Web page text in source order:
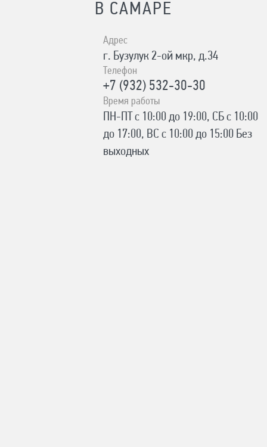
В САМАРЕ
Адрес
г. Бузулук 2-ой мкр, д.34
Телефон
+7 (932) 532-30-30
Время работы
ПН-ПТ с 10:00 до 19:00, СБ с 10:00
до 17:00, ВС с 10:00 до 15:00 Без
выходных